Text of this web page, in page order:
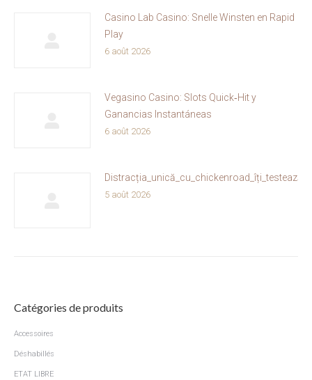
Casino Lab Casino: Snelle Winsten en Rapid
Play
6 août 2026
Vegasino Casino: Slots Quick‑Hit y
Ganancias Instantáneas
6 août 2026
5 août 2026
Catégories de produits
Accessoires
Déshabillés
ETAT LIBRE